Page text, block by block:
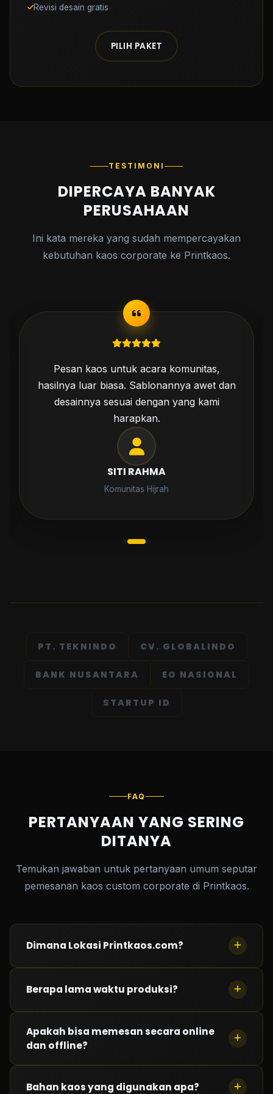
Revisi desain gratis
PILIH PAKET
TESTIMONI
DIPERCAYA BANYAK
PERUSAHAAN
Ini kata mereka yang sudah mempercayakan
kebutuhan kaos corporate ke Printkaos.
Pesan kaos untuk acara komunitas,
hasilnya luar biasa. Sablonannya awet dan
desainnya sesuai dengan yang kami
harapkan.
SITI RAHMA
Komunitas Hijrah
PT. TEKNINDO CV. GLOBALINDO
BANK NUSANTARA EO NASIONAL
STARTUP ID
FAQ
PERTANYAAN YANG SERING
DITANYA
Temukan jawaban untuk pertanyaan umum seputar
pemesanan kaos custom corporate di Printkaos.
Dimana Lokasi Printkaos.com?
Saat ini kami memiliki 3 lokasi : Kelapa Gading
Berapa lama waktu produksi?
Waktu produksikurang dari 24 jamtergantung
antrian saat pemesanan.
Apakah bisa memesan secara online
dan offline?
Bisa! Silahkan hubungi kami. Semua transaksi melalui
Bahan kaos yang digunakan apa?